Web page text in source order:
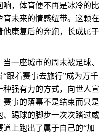
，体育便不再是冰冷的比
未来的情感纽带。这颗在
康复后的奔跑，长成属于
座城市的周末被足球、
跟着赛事去旅行”成为万千
强有力的方式，向世人宣
事的落幕不是结束而只是
踢球的脚步一次次踏过威
上跑出了属于自己的“加